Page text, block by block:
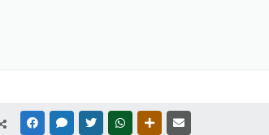
FACEBOOKMESSENGER
TWITTERWHATSAPPOUTRAS MÍDIAS